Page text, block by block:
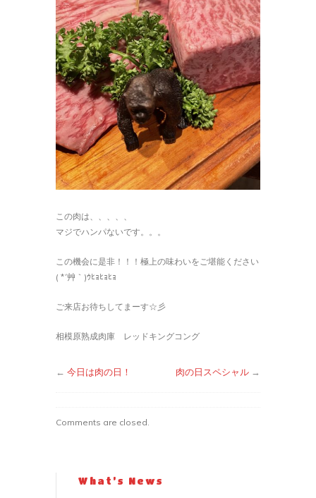
この肉は、、、、、
マジでハンパないです。。。
この機会に是非！！！極上の味わいをご堪能ください
( *´艸｀)ｳﾋｮﾋｮﾋｮ
ご来店お待ちしてまーす☆彡
相模原熟成肉庫 レッドキングコング
← 今日は肉の日！ 肉の日スペシャル →
Comments are closed.
What’s News